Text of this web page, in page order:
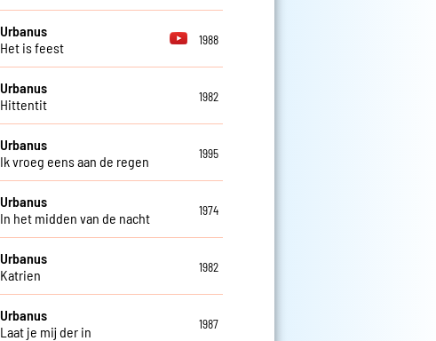
Urbanus
Het is feest
1988
Urbanus
Hittentit
1982
Urbanus
Ik vroeg eens aan de regen
1995
Urbanus
In het midden van de nacht
1974
Urbanus
Katrien
1982
Urbanus
Laat je mij der in
1987